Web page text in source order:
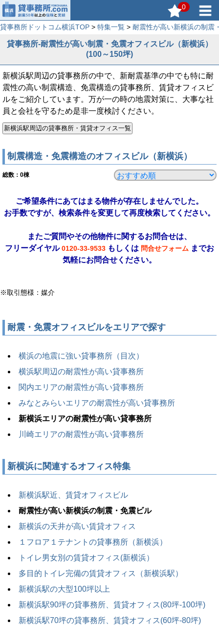
0
貸事務所ドットコム横浜TOP > 特集一覧 > 耐震性が高い新横浜の制震
貸事務所-耐震性が高い制震・免震オフィスビル（新横浜）
(100～150坪)
新横浜駅周辺の貸事務所の中で、新耐震基準の中でも特に耐
震性の高い制震構造、免震構造の貸事務所、賃貸オフィスビ
ルをご紹介しています。万が一の時の地震対策に、大事な社
員と会社を守るため是非一度検討ください。
制震構造・免震構造のオフィスビル（新横浜）
総数： 0棟
ご希望条件にあてはまる物件が存在しませんでした。
お手数ですが、検索条件を変更して再度検索してください。
またご質問やその他物件に関するお問合せは、
フリーダイヤル0120-33-9533 もしくは 問合せフォーム までお
気軽にお問合せください。
※取引態様：媒介
耐震・免震オフィスビルをエリアで探す
横浜の地震に強い貸事務所（目次）
横浜駅周辺の耐震性が高い貸事務所
関内エリアの耐震性が高い貸事務所
みなとみらいエリアの耐震性が高い貸事務所
新横浜エリアの耐震性が高い貸事務所
川崎エリアの耐震性が高い貸事務所
新横浜に関連するオフィス特集
新横浜駅近、賃貸オフィスビル
耐震性が高い新横浜の制震・免震ビル
新横浜の天井が高い賃貸オフィス
１フロア１テナントの貸事務所（新横浜）
トイレ男女別の賃貸オフィス(新横浜）
多目的トイレ完備の賃貸オフィス（新横浜駅）
新横浜駅の大型100坪以上
新横浜駅90坪の貸事務所、賃貸オフィス(80坪-100坪)
新横浜駅70坪の貸事務所、賃貸オフィス(60坪-80坪)